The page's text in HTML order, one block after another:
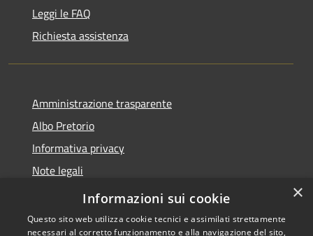
Leggi le FAQ
Richiesta assistenza
Amministrazione trasparente
Albo Pretorio
Informativa privacy
Note legali
Dichiarazione di accessibilità
×
Informazioni sui cookie
Questo sito web utilizza cookie tecnici e assimilati strettamente
necessari al corretto funzionamento e alla navigazione del sito,